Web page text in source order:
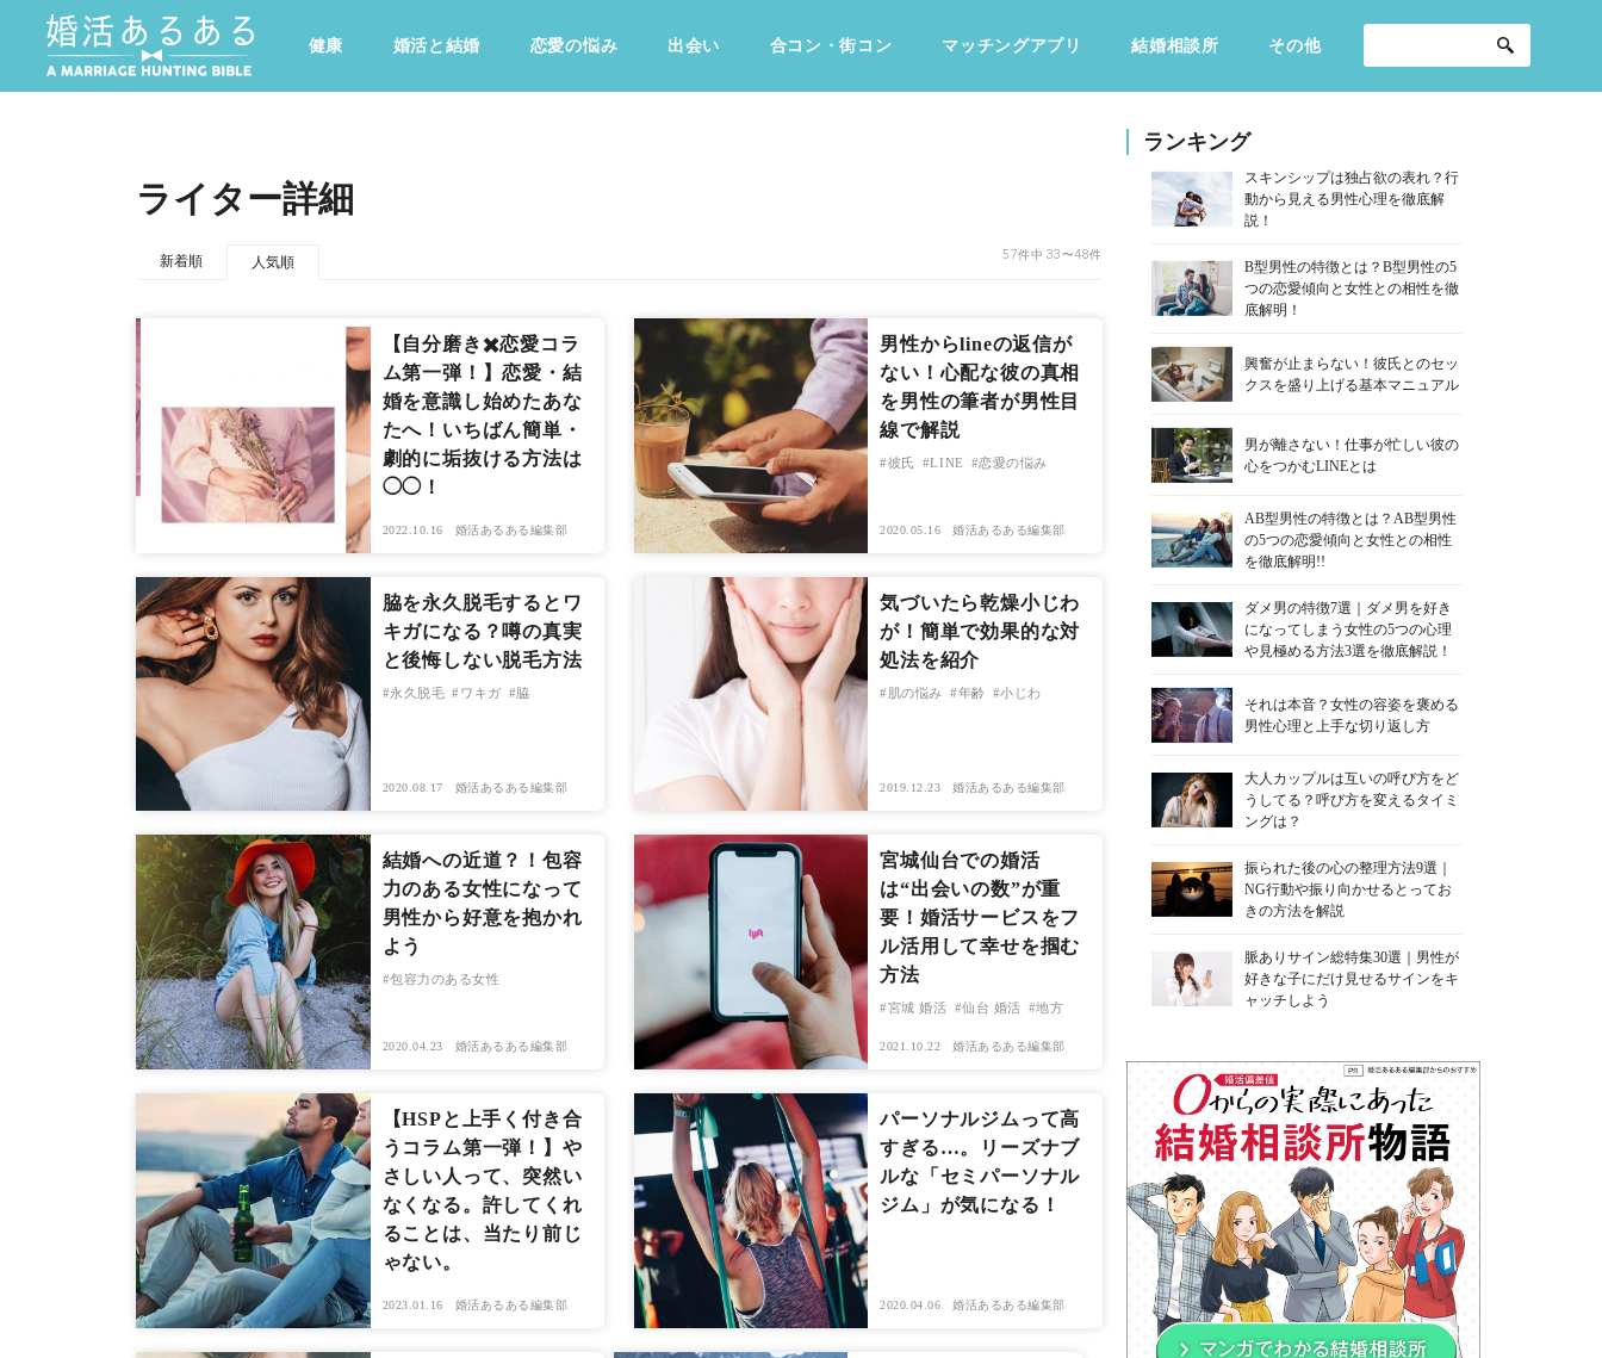
健康 婚活と結婚 恋愛の悩み 出会い 合コン・街コン マッチングアプリ 結婚相談所 その他
ライター詳細
新着順 人気順 57件中 33〜48件
【自分磨き✖️恋愛コラ
ム第一弾！】恋愛・結
婚を意識し始めたあな
たへ！いちばん簡単・
劇的に垢抜ける方法は
◯◯！
2022.10.16 婚活あるある編集部
男性からlineの返信が
ない！心配な彼の真相
を男性の筆者が男性目
線で解説
彼氏 LINE 恋愛の悩み
2020.05.16 婚活あるある編集部
脇を永久脱毛するとワ
キガになる？噂の真実
と後悔しない脱毛方法
永久脱毛 ワキガ 脇
2020.08.17 婚活あるある編集部
気づいたら乾燥小じわ
が！簡単で効果的な対
処法を紹介
肌の悩み 年齢 小じわ
2019.12.23 婚活あるある編集部
結婚への近道？！包容
力のある女性になって
男性から好意を抱かれ
よう
包容力のある女性
2020.04.23 婚活あるある編集部
宮城仙台での婚活
は“出会いの数”が重
要！婚活サービスをフ
ル活用して幸せを掴む
方法
宮城 婚活 仙台 婚活 地方
2021.10.22 婚活あるある編集部
【HSPと上手く付き合
うコラム第一弾！】や
さしい人って、突然い
なくなる。許してくれ
ることは、当たり前じ
ゃない。
2023.01.16 婚活あるある編集部
パーソナルジムって高
すぎる…。リーズナブ
ルな「セミパーソナル
ジム」が気になる！
2020.04.06 婚活あるある編集部
ランキング
スキンシップは独占欲の表れ？行
動から見える男性心理を徹底解
説！
B型男性の特徴とは？B型男性の5
つの恋愛傾向と女性との相性を徹
底解明！
興奮が止まらない！彼氏とのセッ
クスを盛り上げる基本マニュアル
男が離さない！仕事が忙しい彼の
心をつかむLINEとは
AB型男性の特徴とは？AB型男性
の5つの恋愛傾向と女性との相性
を徹底解明!!
ダメ男の特徴7選｜ダメ男を好き
になってしまう女性の5つの心理
や見極める方法3選を徹底解説！
それは本音？女性の容姿を褒める
男性心理と上手な切り返し方
大人カップルは互いの呼び方をど
うしてる？呼び方を変えるタイミ
ングは？
振られた後の心の整理方法9選｜
NG行動や振り向かせるとってお
きの方法を解説
脈ありサイン総特集30選｜男性が
好きな子にだけ見せるサインをキ
ャッチしよう